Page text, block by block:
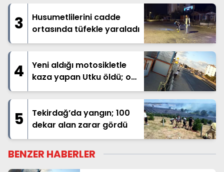
3
Husumetlilerini cadde
ortasında tüfekle yaraladı
4
Yeni aldığı motosikletle
kaza yapan Utku öldü; o
anlar kamerada
5
Tekirdağ’da yangın; 100
dekar alan zarar gördü
BENZER HABERLER